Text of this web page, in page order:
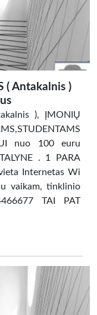
( Antakalnis )
), ĮMONIŲ
nuo 100 euru
. 1 PARA
Internetas Wi
vaikam, tinklinio
TAI PAT